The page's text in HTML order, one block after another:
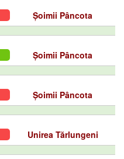
Șoimii Pâncota
Șoimii Pâncota
Șoimii Pâncota
Unirea Tărlungeni